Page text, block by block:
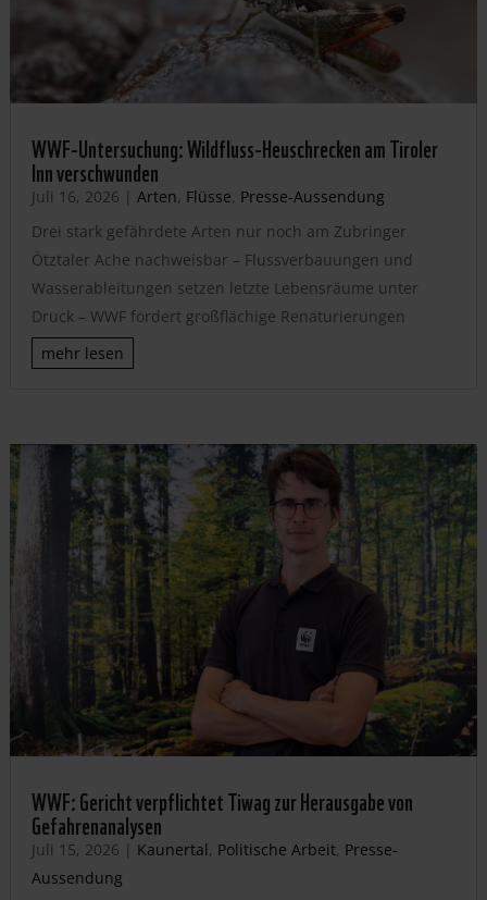
WWF-Untersuchung: Wildfluss-Heuschrecken am Tiroler
Inn verschwunden
Juli 16, 2026 | Arten, Flüsse, Presse-Aussendung
Drei stark gefährdete Arten nur noch am Zubringer
Ötztaler Ache nachweisbar – Flussverbauungen und
Wasserableitungen setzen letzte Lebensräume unter
Druck – WWF fordert großflächige Renaturierungen
mehr lesen
WWF: Gericht verpflichtet Tiwag zur Herausgabe von
Gefahrenanalysen
Juli 15, 2026 | Kaunertal, Politische Arbeit, Presse-
Aussendung